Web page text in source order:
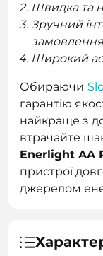
Швидка та
Зручний
замовлення
Широкий
Обираючи
гарантію
найкраще з
втрачайте
Enerlight AA
пристрої
джерелом